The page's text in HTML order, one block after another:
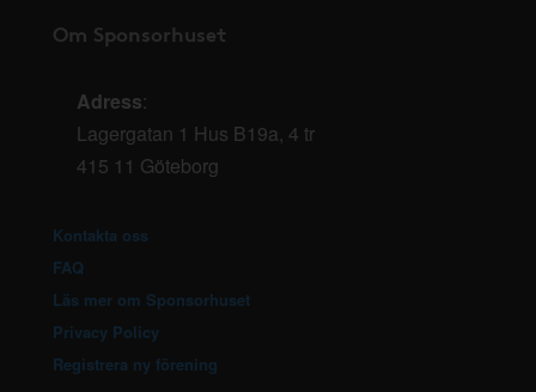
Om Sponsorhuset
Adress:
Lagergatan 1 Hus B19a, 4 tr
415 11 Göteborg
Kontakta oss
FAQ
Läs mer om Sponsorhuset
Privacy Policy
Registrera ny förening